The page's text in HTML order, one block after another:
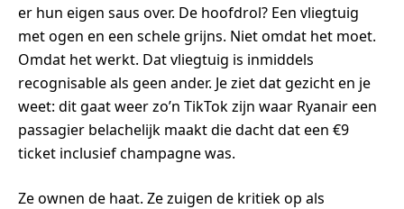
er hun eigen saus over. De hoofdrol? Een vliegtuig
met ogen en een schele grijns. Niet omdat het moet.
Omdat het werkt. Dat vliegtuig is inmiddels
recognisable als geen ander. Je ziet dat gezicht en je
weet: dit gaat weer zo’n TikTok zijn waar Ryanair een
passagier belachelijk maakt die dacht dat een €9
ticket inclusief champagne was.
Ze ownen de haat. Ze zuigen de kritiek op als